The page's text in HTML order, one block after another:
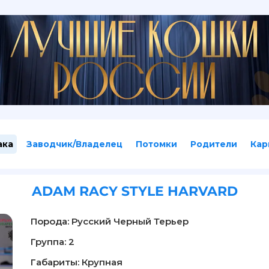
Заводчик/Владелец Потомки Родители
ADAM RACY STYLE HARVARD
Порода: Русский Черный Терьер
Группа: 2
Габариты: Крупная